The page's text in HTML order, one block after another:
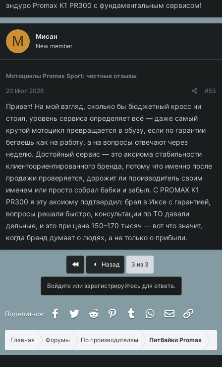
эндуро Promax K1 PR300 с фундаментальным сервисом!
М Мисан
New member
Мотоциклы Promax Sport: честные отзывы
20 Июл 2026
#53
Привет! На мой взгляд, сколько бы бюджетный кросс ни
стоил, уровень сервиса определяет всё — даже самый
крутой мотоцикл превращается в обузу, если по гарантии
бегаешь как на работу, а на вопросы отвечают через
неделю. Достойный сервис — это аксиома стабильности
клиентоориентированного бренда, потому что именно после
продажи проверяется, дорожит ли производитель своим
именем или просто собрал бабки и забыл. С PROMAX K1
PR300 я эту аксиому подтвердил: брал в Иксе с гарантией,
вопросы решали быстро, консультации по ТО давали
дельные, и это при цене 150–170 тысяч — вот что значит,
когда бренд думает о людях, а не только о прибыли.
First Назад 3 из 3
Войдите или зарегистрируйтесь для ответа.
Поделиться: FacebookTwitter Reddit PinterestTumblr WhatsAppЭлектронная
Главная Форумы По производителям Питбайки Promax